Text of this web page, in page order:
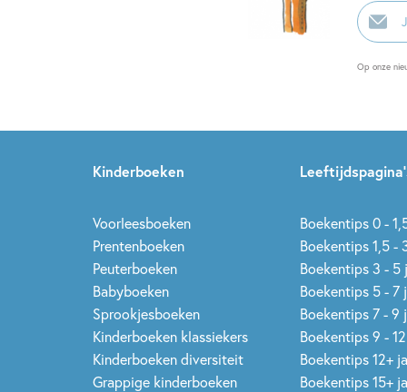
E-
mailadres
Op onze
Kinderboeken
Voorleesboeken
Prentenboeken
Peuterboeken
Babyboeken
Sprookjesboeken
Kinderboeken klassiekers
Kinderboeken diversiteit
Grappige kinderboeken
Boekentips 0 -
Boekentips 1,5 -
Boekentips 3 - 5
Boekentips 5 - 7
Boekentips 7 - 9
Boekentips 9 -
Boekentips 12+
Boekentips 15+